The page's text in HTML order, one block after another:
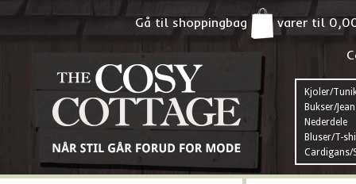
Gå til shoppingbag varer til
Kjoler/
Bukser/
Nederdele
Bluser/T-
Cardigans/